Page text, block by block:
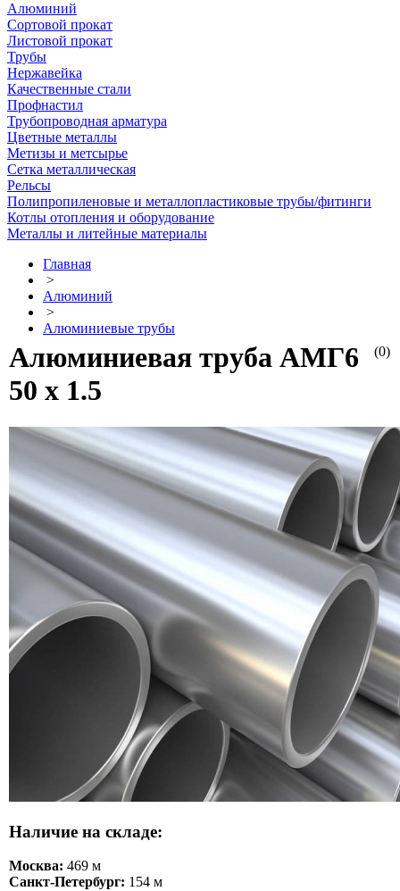
Алюминий
Сортовой прокат
Листовой прокат
Трубы
Нержавейка
Качественные стали
Профнастил
Трубопроводная арматура
Цветные металлы
Метизы и метсырье
Сетка металлическая
Рельсы
Полипропиленовые и металлопластиковые трубы/фитинги
Котлы отопления и оборудование
Металлы и литейные материалы
Главная
>
Алюминий
>
Алюминиевые трубы
(0)
Алюминиевая труба АМГ6
50 х 1.5
Наличие на складе:
Москва: 469 м
Санкт-Петербург: 154 м